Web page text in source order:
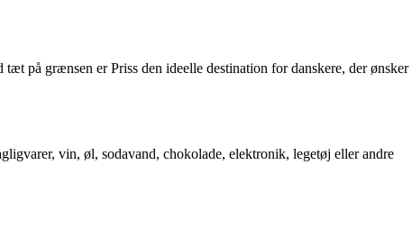
på grænsen er Priss den ideelle destination for danskere, der ønsker
vin, øl, sodavand, chokolade, elektronik, legetøj eller andre